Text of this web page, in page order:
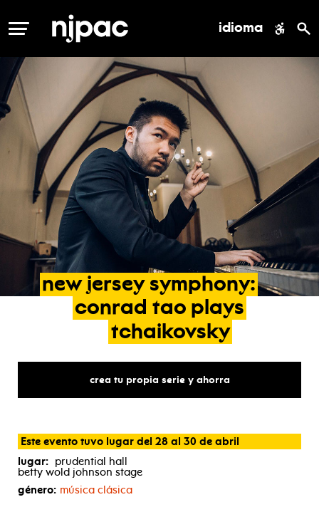
MENÚ idioma
new jersey symphony:
conrad tao plays
tchaikovsky
crea tu propia serie y ahorra
Este evento tuvo lugar del 28 al 30 de abril
lugar: prudential hall
betty wold johnson stage
género: música clásica